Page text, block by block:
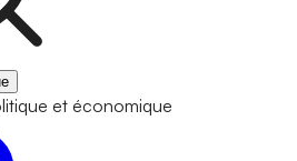
et économique